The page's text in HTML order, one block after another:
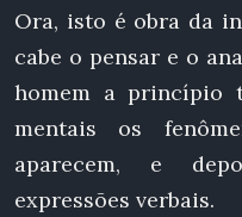
Ora, isto é obra da
cabe o pensar e o
homem a princípio
mentais os
aparecem, e
expressões verbais.